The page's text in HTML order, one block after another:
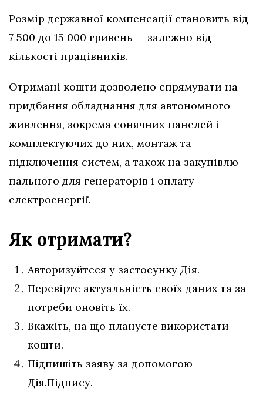
Розмір державної компенсації становить від
7 500 до 15 000 гривень — залежно від
кількості працівників.
Отримані кошти дозволено спрямувати на
придбання обладнання для автономного
живлення, зокрема сонячних панелей і
комплектуючих до них, монтаж та
підключення систем, а також на закупівлю
пального для генераторів і оплату
електроенергії.
Як отримати?
Авторизуйтеся у застосунку Дія.
Перевірте актуальність своїх даних та за
потреби оновіть їх.
Вкажіть, на що плануєте використати
кошти.
Підпишіть заяву за допомогою
Дія.Підпису.